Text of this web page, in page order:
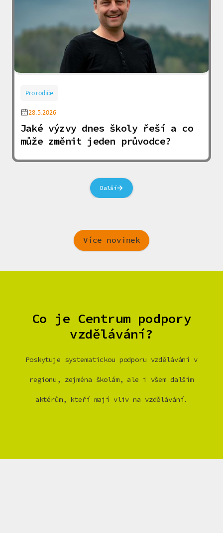
Pro rodiče
28.5.2026
Jaké výzvy dnes školy řeší a co
může změnit jeden průvodce?
Další
Více novinek
Co je Centrum podpory
vzdělávání?
Poskytuje systematickou podporu vzdělávání v
regionu, zejména školám, ale i všem dalším
aktérům, kteří mají vliv na vzdělávání.